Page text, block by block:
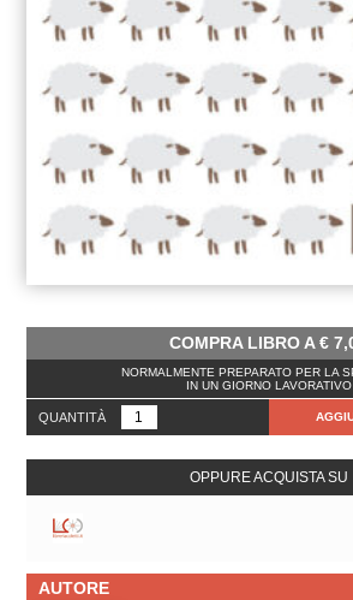
COMPRA LIBRO A€
NORMALMENTE PREPARATO PER LA
IN UN GIORNO LAVORATIVO
QUANTITÀ
OPPURE ACQUISTA SU
AUTORE